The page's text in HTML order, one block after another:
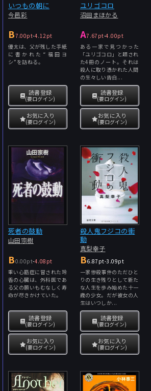
いつもの朝に
今邑彩
B7.00pt-4.12pt
優太は、父が残した手紙
に書かれた“福田ヨ
シ”を訪ねる。
読書登録
(要ログイン)
お気に入り
(要ログイン)
ユリゴコロ
沼田まほかる
A7.67pt-4.00pt
ある一家で見つかった
「ユリゴコロ」と題され
た4冊のノート。それは
殺人に取り憑かれた人間
の生々しい告白...
読書登録
(要ログイン)
お気に入り
(要ログイン)
死者の鼓動
山田宗樹
B0.00pt-4.08pt
重い心筋症に冒された玲
香の心臓は、外科医であ
る父の願いもむなしく寿
命が尽きかけていた。
読書登録
(要ログイン)
お気に入り
(要ログイン)
殺人鬼フジコの衝
動
真梨幸子
B6.87pt-3.09pt
一家惨殺事件のただひと
りの生き残りとして新た
な人生を歩み始めた十一
歳の少女。だが彼女の人
生はいつしか...
読書登録
(要ログイン)
お気に入り
(要ログイン)